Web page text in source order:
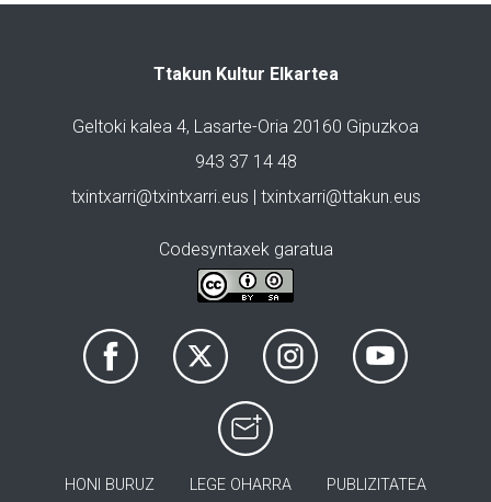
Ttakun Kultur Elkartea
Geltoki kalea 4, Lasarte-Oria 20160 Gipuzkoa
943 37 14 48
txintxarri@txintxarri.eus | txintxarri@ttakun.eus
Codesyntaxek garatua
HONI BURUZ LEGE OHARRA PUBLIZITATEA